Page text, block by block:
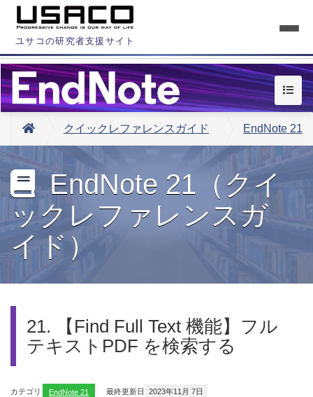
ユサコの研究者支援サイト
クイックレファレンスガイド EndNote 21
EndNote 21（クイ
ックレファレンスガ
イド）
21. 【Find Full Text 機能】フル
テキストPDF を検索する
カテゴリ EndNote 21 最終更新日 2023年11月 7日